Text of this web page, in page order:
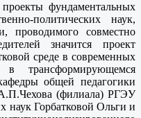
фундаментальных
политических наук,
проводимого совместно
значится проект
среде в современных
в трансформирующемся
общей педагогики
(филиала) РГЭУ
наук Горбатковой Ольги и